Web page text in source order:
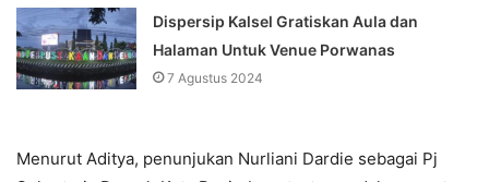
Dispersip Kalsel Gratiskan Aula dan
Halaman Untuk Venue Porwanas
7 Agustus 2024
Menurut Aditya, penunjukan Nurliani Dardie sebagai Pj